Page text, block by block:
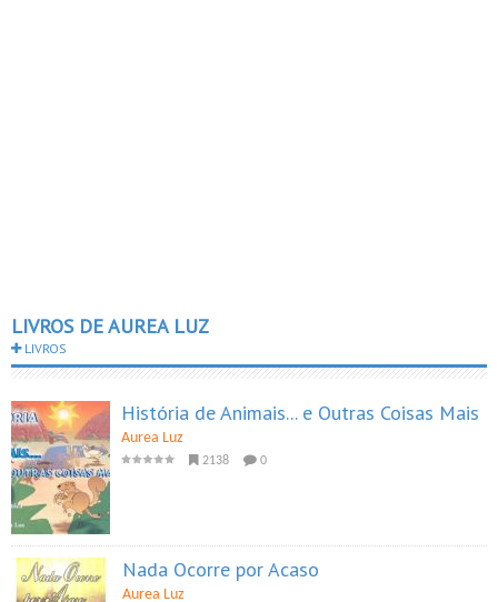
LIVROS DE AUREA LUZ
LIVROS
História de Animais... e Outras Coisas Mais
Aurea Luz
2138 0
Nada Ocorre por Acaso
Aurea Luz